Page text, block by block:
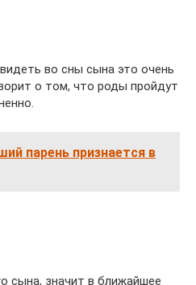
во сны сына это очень
о том, что роды пройдут
парень признается в
сына, значит в ближайшее